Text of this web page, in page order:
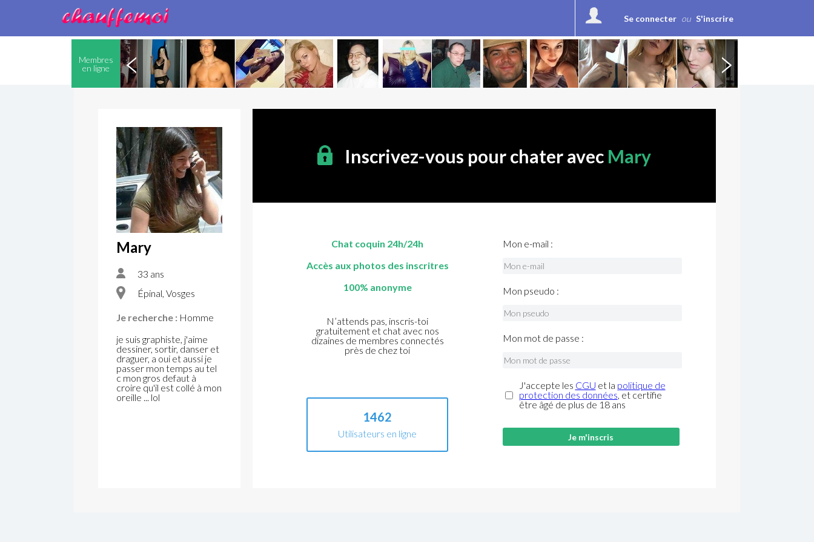
Se connecter ou S'inscrire
Membres
en ligne
Mary
33 ans
Épinal, Vosges
Je recherche : Homme
je suis graphiste, j'aime
dessiner, sortir, danser et
draguer, a oui et aussi je
passer mon temps au tel
c mon gros defaut à
croire qu'il est collé à mon
oreille ... lol
Inscrivez-vous pour chater avec Mary
Chat coquin 24h/24h
Accès aux photos des inscritres
100% anonyme
N’attends pas, inscris-toi
gratuitement et chat avec nos
dizaines de membres connectés
près de chez toi
1462
Utilisateurs en ligne
Mon e-mail :
Mon pseudo :
Mon mot de passe :
J'accepte les CGU et la politique de
protection des données, et certifie
être âgé de plus de 18 ans